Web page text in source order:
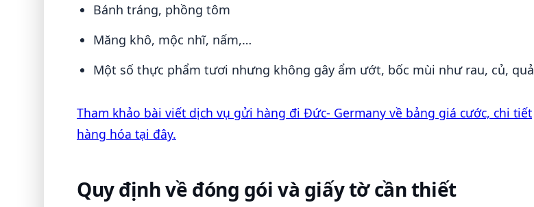
Bánh tráng, phồng tôm
Măng khô, mộc nhĩ, nấm,…
Một số thực phẩm tươi nhưng không gây ẩm ướt, bốc mùi như rau, củ, quả
Tham khảo bài viết dịch vụ gửi hàng đi Đức- Germany về bảng giá cước, chi tiết
hàng hóa tại đây.
Quy định về đóng gói và giấy tờ cần thiết